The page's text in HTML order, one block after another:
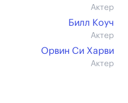
Актер
Билл Коуч
Актер
Орвин Си Харви
Актер